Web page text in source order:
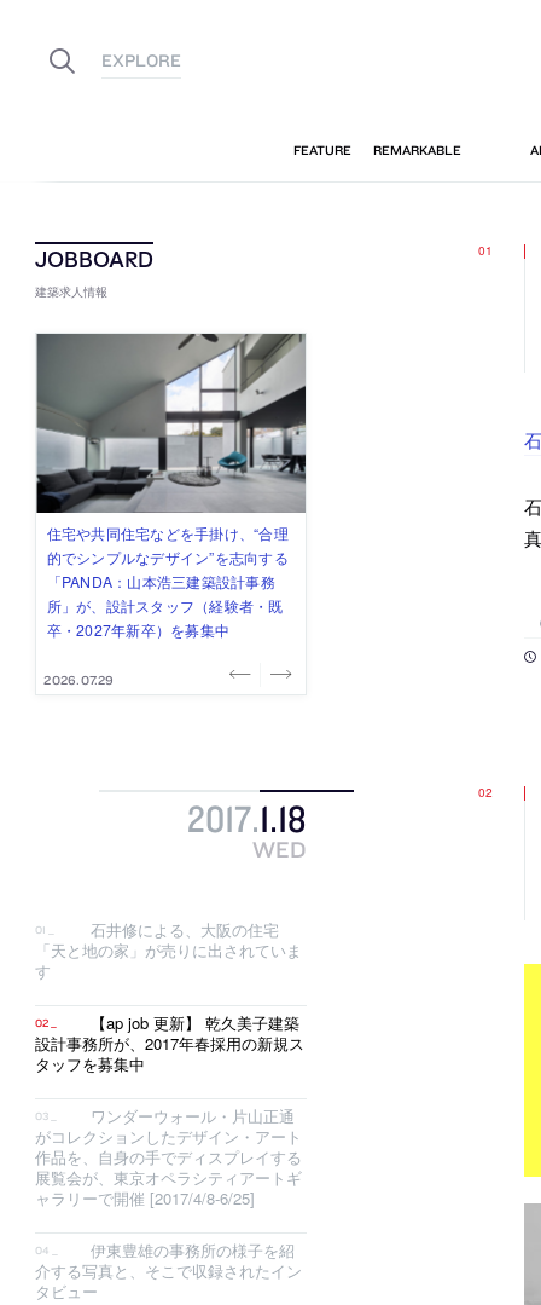
建築求人情報
古民家を軸に全国で“価値循環の仕組
み”を作り、リモートワーク主体の働
き方を実践する「株式会社つぎと」
が、設計スタッフ（経験者・既卒）
を募集中
2026.08.03
リノベる株式会社が、設計パートナ
ー (業務委託) を募集中
2026.08.03
社会への影響力のある建築を手掛
け、スタッフ同士で助け合う環境づ
くりも行う「E.A.S.T.architects」
が、設計スタッフ（経験者・既卒・
2027年新卒）を募集中
2026.07.31
代官山を拠点に活動する「梅澤竜也 /
ALA INC.」が、設計スタッフ・アル
バイト・事務職を募集中
2026.07.30
住宅や共同住宅などを手掛け、“合理
的でシンプルなデザイン”を志向する
「PANDA：山本浩三建築設計事務
所」が、設計スタッフ（経験者・既
卒・2027年新卒）を募集中
2026.07.29
2017.1.18
WED
石井修による、大阪の住宅
「天と地の家」が売りに出されていま
す
【ap job 更新】 乾久美子建築
設計事務所が、2017年春採用の新規ス
タッフを募集中
ワンダーウォール・片山正通
がコレクションしたデザイン・アート
作品を、自身の手でディスプレイする
展覧会が、東京オペラシティアートギ
ャラリーで開催 [2017/4/8-6/25]
伊東豊雄の事務所の様子を紹
介する写真と、そこで収録されたイン
タビュー